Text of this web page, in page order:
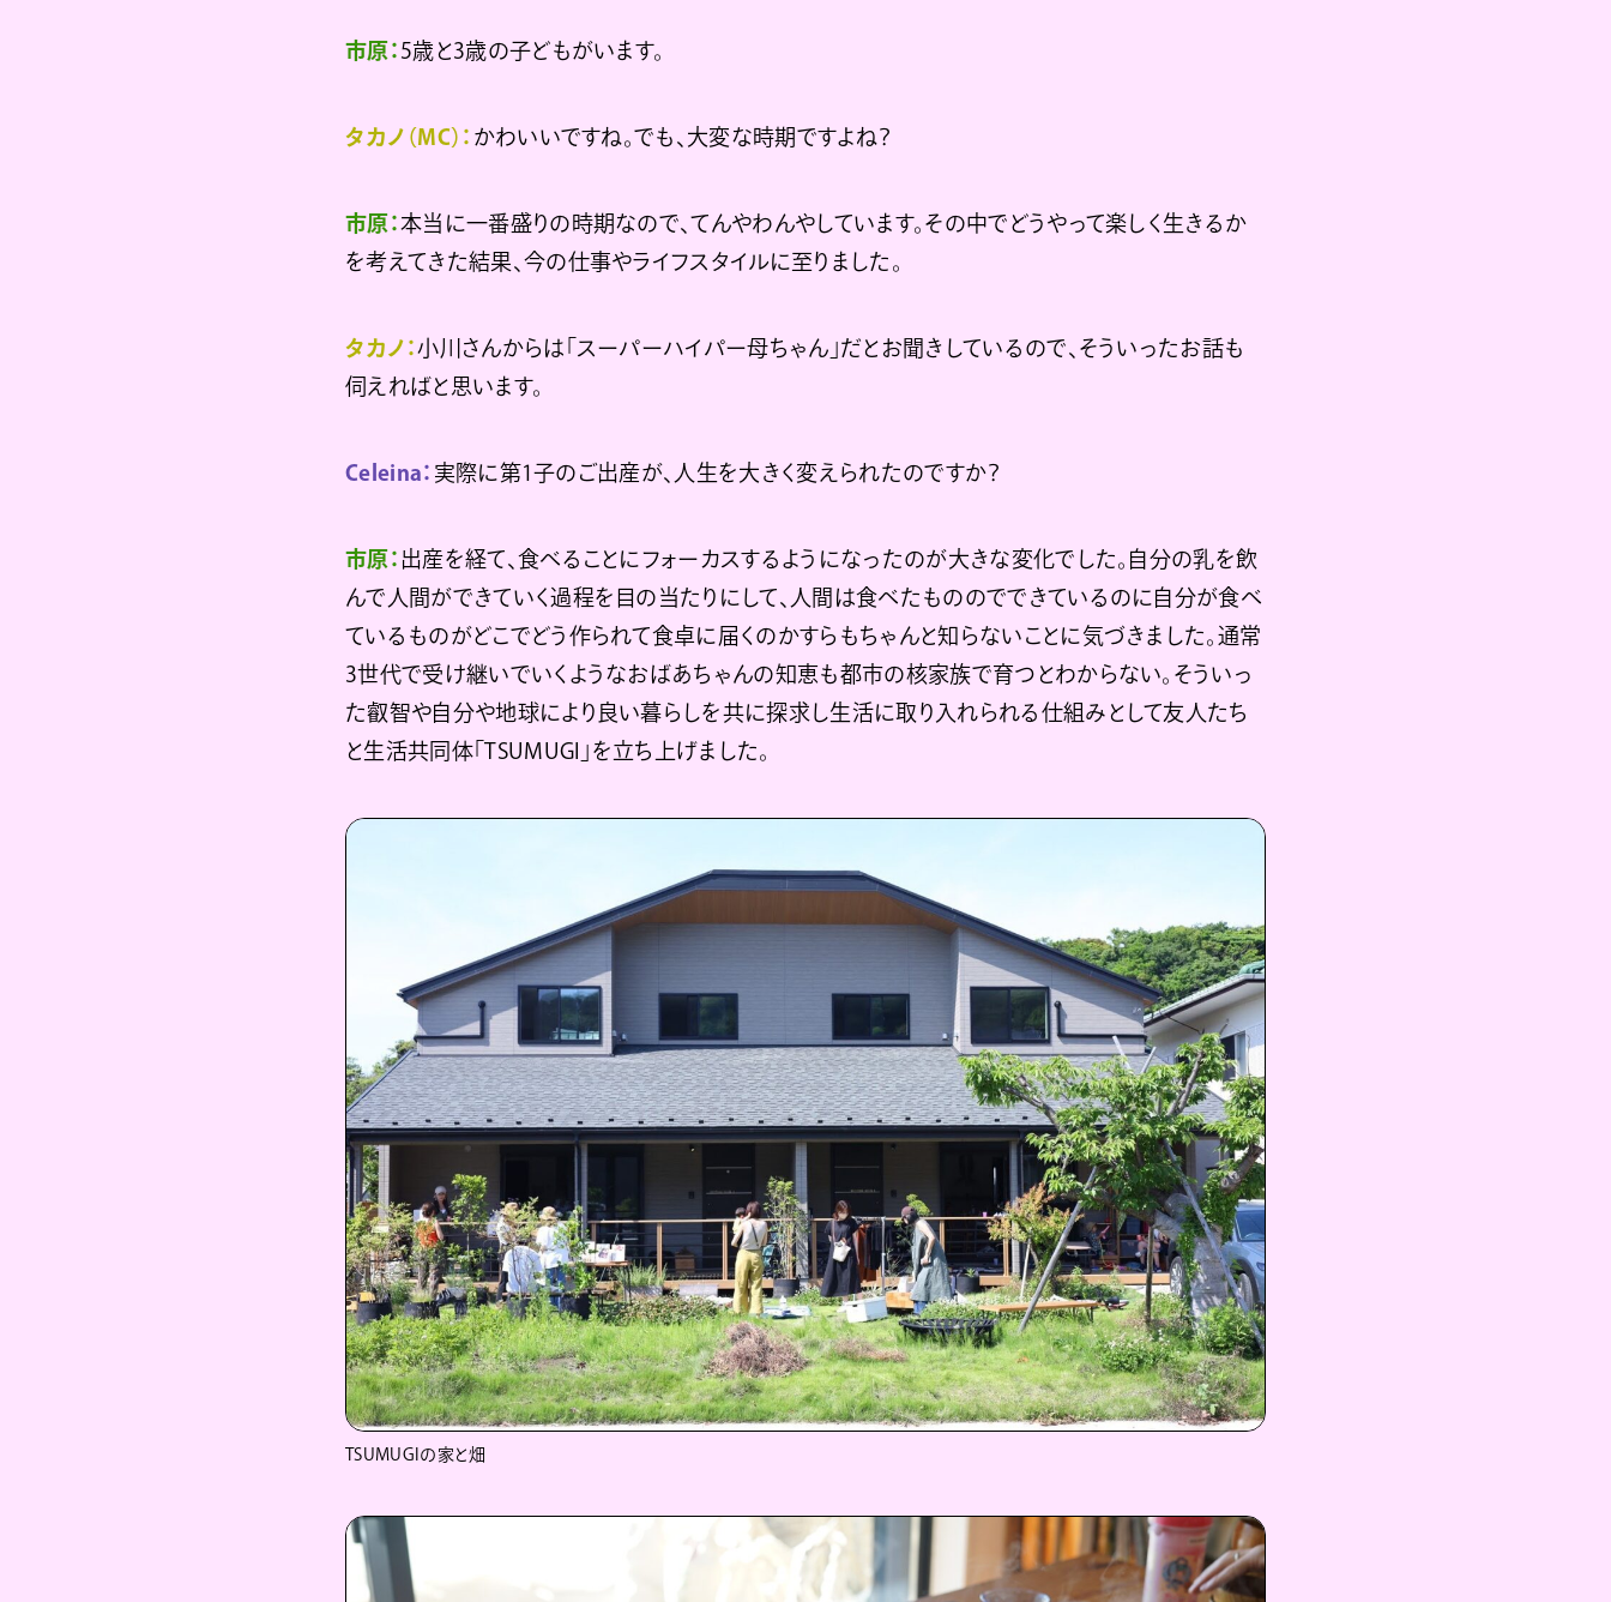
市原： 5歳と3歳の子どもがいます。
タカノ（MC）： かわいいですね。でも、大変な時期ですよね？
市原：本当に一番盛りの時期なので、てんやわんやしています。その中でどうやって楽しく生きるか
を考えてきた結果、今の仕事やライフスタイルに至りました。
タカノ：小川さんからは「スーパーハイパー母ちゃん」だとお聞きしているので、そういったお話も
伺えればと思います。
Celeina： 実際に第1子のご出産が、人生を大きく変えられたのですか？
市原： 出産を経て、食べることにフォーカスするようになったのが大きな変化でした。自分の乳を飲
んで人間ができていく過程を目の当たりにして、人間は食べたもののでできているのに自分が食べ
ているものがどこでどう作られて食卓に届くのかすらもちゃんと知らないことに気づきました。通常
3世代で受け継いでいくようなおばあちゃんの知恵も都市の核家族で育つとわからない。そういっ
た叡智や自分や地球により良い暮らしを共に探求し生活に取り入れられる仕組みとして友人たち
と生活共同体「TSUMUGI」を立ち上げました。
TSUMUGIの家と畑